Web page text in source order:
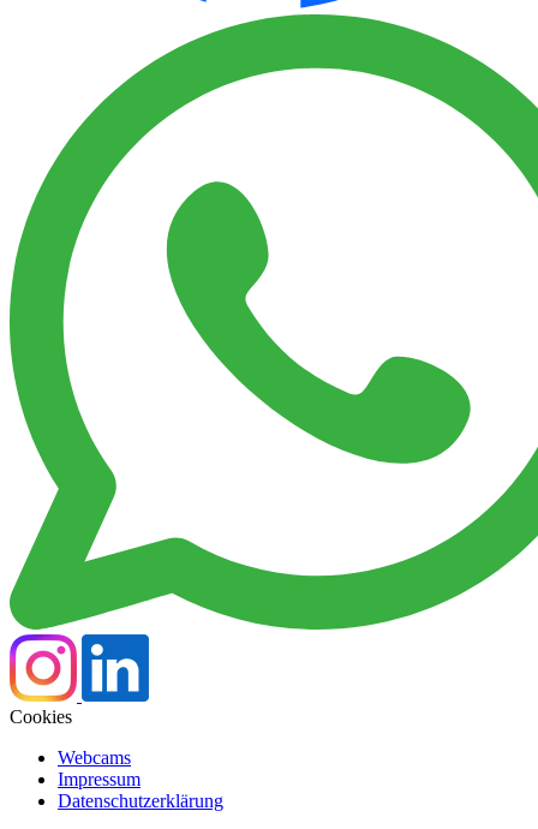
Cookies
Webcams
Impressum
Datenschutzerklärung